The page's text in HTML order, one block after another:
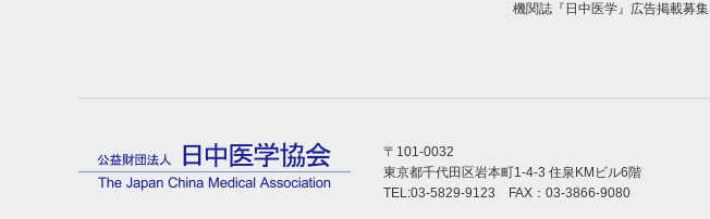
機関誌『日中医学』広告掲載募集
〒101-0032
東京都千代田区岩本町1-4-3 住泉KMビル6階
TEL:03-5829-9123 FAX：03-3866-9080